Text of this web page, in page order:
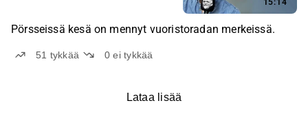
Pörsseissä kesä on mennyt vuoristoradan merkeissä.
51 tykkää 0ei tykkää
Lataa lisää